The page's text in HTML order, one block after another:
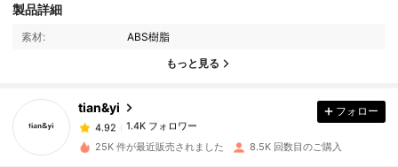
製品詳細
素材: ABS樹脂
もっと見る
tian&yi
1.4K フォロワー
e***u は1日前 に購入しました
フォロー
25K 件が最近販売されました 8.5K 回数目のご購入